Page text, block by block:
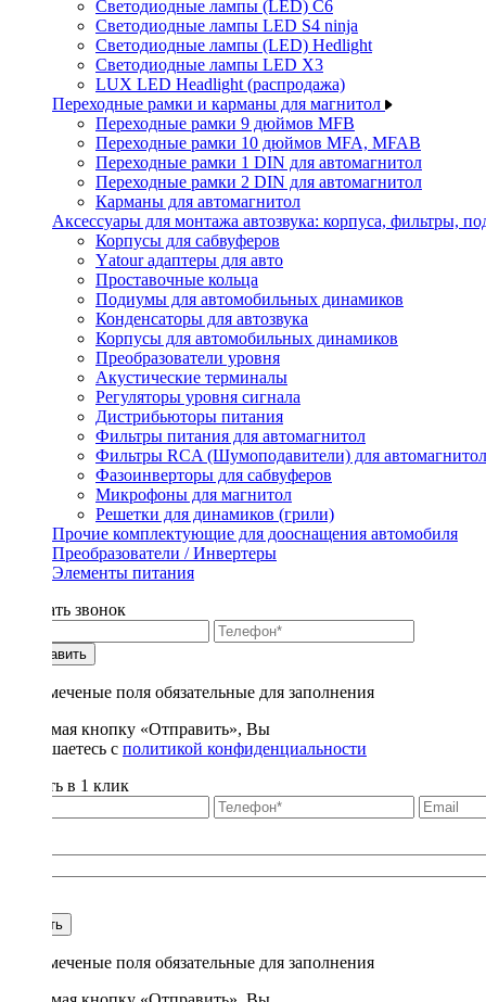
Светодиодные лампы (LED) C6
Светодиодные лампы LED S4 ninja
Светодиодные лампы (LED) Hedlight
Светодиодные лампы LED X3
LUX LED Headlight (распродажа)
Переходные рамки и карманы для магнитол
Переходные рамки 9 дюймов MFB
Переходные рамки 10 дюймов MFA, MFAB
Переходные рамки 1 DIN для автомагнитол
Переходные рамки 2 DIN для автомагнитол
Карманы для автомагнитол
Аксессуары для монтажа автозвука: корпуса, фильтры,
Корпусы для сабвуферов
Yаtour адаптеры для авто
Проставочные кольца
Подиумы для автомобильных динамиков
Конденсаторы для автозвука
Корпусы для автомобильных динамиков
Преобразователи уровня
Акустические терминалы
Регуляторы уровня сигнала
Дистрибьюторы питания
Фильтры питания для автомагнитол
Фильтры RCA (Шумоподавители) для автомагнитол
Фазоинверторы для сабвуферов
Микрофоны для магнитол
Решетки для динамиков (грили)
Прочие комплектующие для дооснащения автомобиля
Преобразователи / Инвертеры
Элементы питания
Заказать звонок
Отправить
* - отмеченые поля обязательные для заполнения
Нажимая кнопку «Отправить», Вы
соглашаетесь с политикой конфиденциальности
Купить в 1 клик
Купить
* - отмеченые поля обязательные для заполнения